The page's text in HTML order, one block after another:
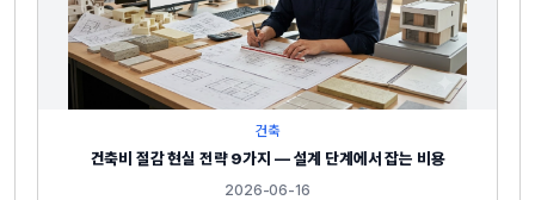
건축
건축비 절감 현실 전략 9가지 — 설계 단계에서 잡는 비용
2026-06-16